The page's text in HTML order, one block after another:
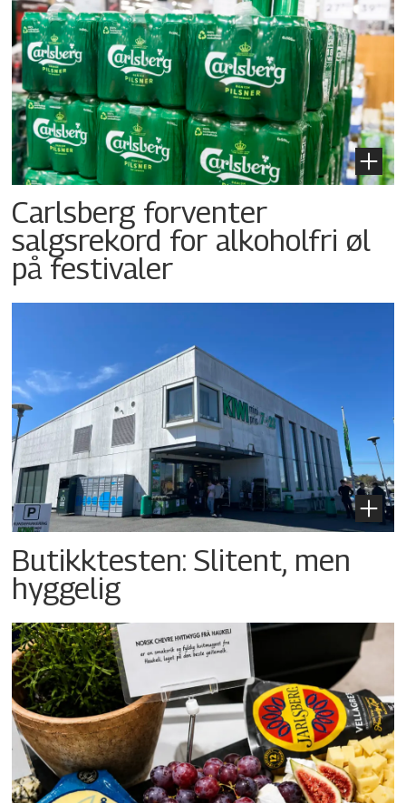
Carlsberg forventer
salgsrekord for alkoholfri øl
på festivaler
Butikktesten: Slitent, men
hyggelig